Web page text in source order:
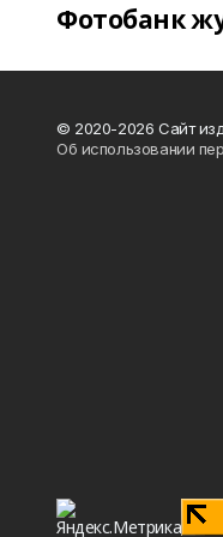
Фотобанк
© 2020-2026 Сайт
Об использовании